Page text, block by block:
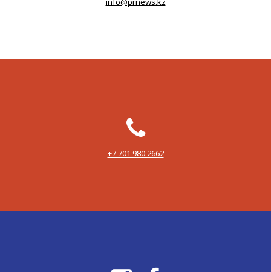
‪+7 701 980 2662‬